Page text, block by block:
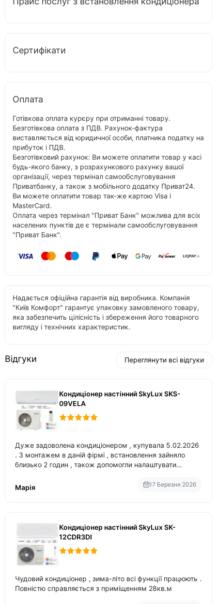
Сертифікати
Оплата
Готівкова оплата курєру при отриманні товару.
Безготівкова оплата з ПДВ. Рахунок-фактура
виставляється від юридичної особи, платника податку на
прибуток і ПДВ.
Безготівковий рахунок: Ви можете оплатити товар у касі
будь-якого банку, з розрахункового рахунку вашої
організації, через термінал самообслуговування
Приватбанку, а також з мобільного додатку Приват24.
Ви можете оплатити товар так-же картою Visa і
MasterCard.
Оплата через термінал "Приват Банк" можлива для всіх
населених пунктів де є термінали самообслуговування
"Приват Банк".
Надається офіційна гарантія від виробника. Компанія
"Київ Комфорт" гарантує упаковку замовленого товару,
яка забезпечить цілісність і збереження його товарного
вигляду і технічних характеристик.
Відгуки Переглянути всі відгуки
Кондиціонер настінний SkyLux SKS-
09VELA
Дуже задоволена кондиціонером , купувала 5.02.2026
. З монтажем в даній фірмі , встановлення зайняло
близько 2 годин , також допомогли налаштувати
Марія
17 Березня 2026
Кондиціонер настінний SkyLux SK-
12CDR3DI
Чудовий кондиціонер , зима-літо всі функції працюють .
Повністю справляється з приміщенням 28кв.м